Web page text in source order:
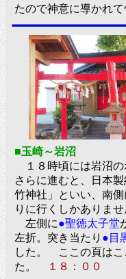
たので神意に導かれ
■玉崎～岩沼
１８時頃には岩沼
さらに進むと、日本
竹神社」といい、南
りに行くしかありませ
左側に●聖徳太子堂
左折。突き当たり ●目
した。 ここの頁は
た。
１８：００